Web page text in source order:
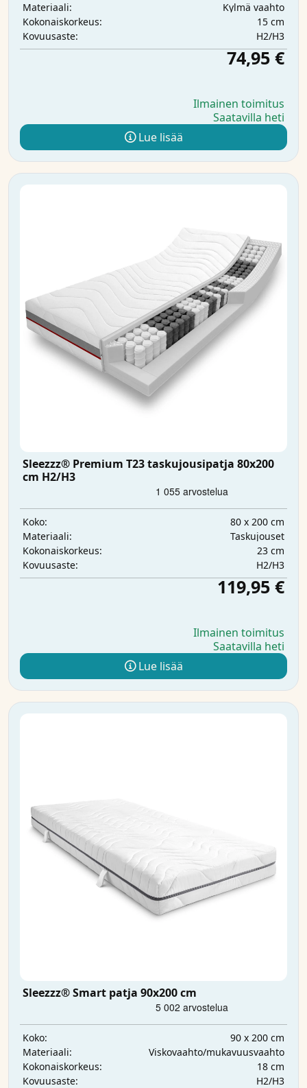
Materiaali:
Kylmä vaahto
Kokonaiskorkeus:
15 cm
Kovuusaste:
H2/H3
74,95 €
Ilmainen toimitus
Saatavilla heti
Lue lisää
Sleezzz® Premium T23 taskujousipatja 80x200
cm H2/H3
Koko:
80 x 200 cm
Materiaali:
Taskujouset
Kokonaiskorkeus:
23 cm
Kovuusaste:
H2/H3
119,95 €
Ilmainen toimitus
Saatavilla heti
Lue lisää
Sleezzz® Smart patja 90x200 cm
Koko:
90 x 200 cm
Materiaali:
Viskovaahto/mukavuusvaahto
Kokonaiskorkeus:
18 cm
Kovuusaste:
H2/H3